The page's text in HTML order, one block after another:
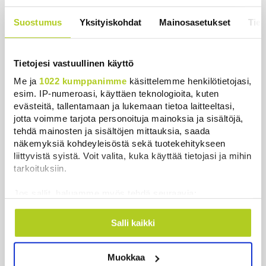
Suostumus Yksityiskohdat Mainosasetukset
Tietojesi vastuullinen käyttö
Me ja 1022 kumppanimme käsittelemme henkilötietojasi,
esim. IP-numeroasi, käyttäen teknologioita, kuten
evästeitä, tallentamaan ja lukemaan tietoa laitteeltasi,
jotta voimme tarjota personoituja mainoksia ja sisältöjä,
tehdä mainosten ja sisältöjen mittauksia, saada
näkemyksiä kohdeyleisöstä sekä tuotekehitykseen
liittyvistä syistä. Voit valita, kuka käyttää tietojasi ja mihin
tarkoituksiin.
Kerätä tietoja maantieteellisestä sijainnistasi,
mahdollisesti muutaman metrin tarkkuudella
ominaispiirteitä aktiivisesti (sormenjäljen
Salli kaikki
Muokkaa
Khamenein kanssa viestiminen on
Uutiset
Uusimmat Luetuimmat